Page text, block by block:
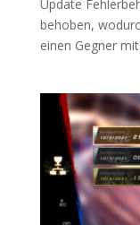
Update
behoben,
einen Gegner